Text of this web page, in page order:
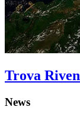
Trova
News